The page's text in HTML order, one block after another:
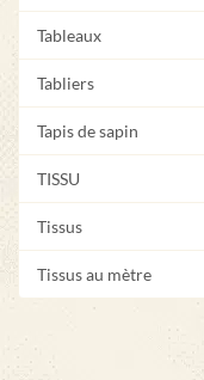
Tableaux
Tabliers
Tapis de sapin
TISSU
Tissus
Tissus au mètre